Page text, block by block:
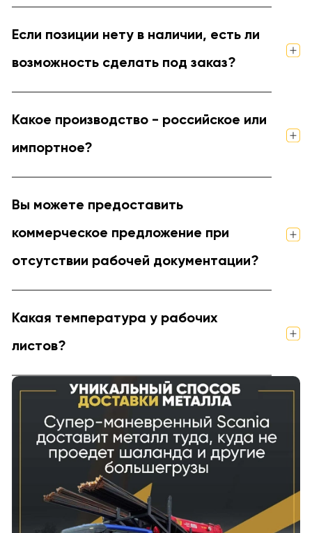
Если позиции нету в наличии, есть ли
возможность сделать под заказ?
Какое производство - российское или
импортное?
Вы можете предоставить
коммерческое предложение при
отсутствии рабочей документации?
Какая температура у рабочих
листов?